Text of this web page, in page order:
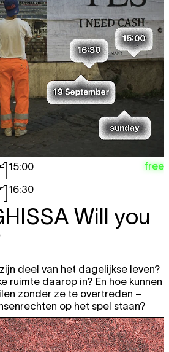
15:00
16:30
free
Will you
deel van het dagelijkse leven?
ruimte daarop in? En hoe kunnen
zonder ze te overtreden –
op het spel staan?